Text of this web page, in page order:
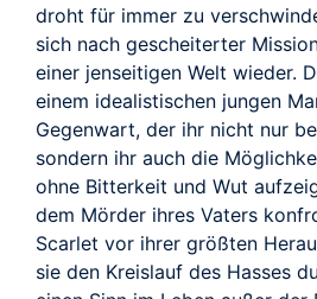
droht für immer zu
sich nach gescheiterter
einer jenseitigen Welt wieder.
einem idealistischen jungen
Gegenwart, der ihr nicht nur
sondern ihr auch die
ohne Bitterkeit und Wut
dem Mörder ihres Vaters
Scarlet vor ihrer größten
sie den Kreislauf des Hasses